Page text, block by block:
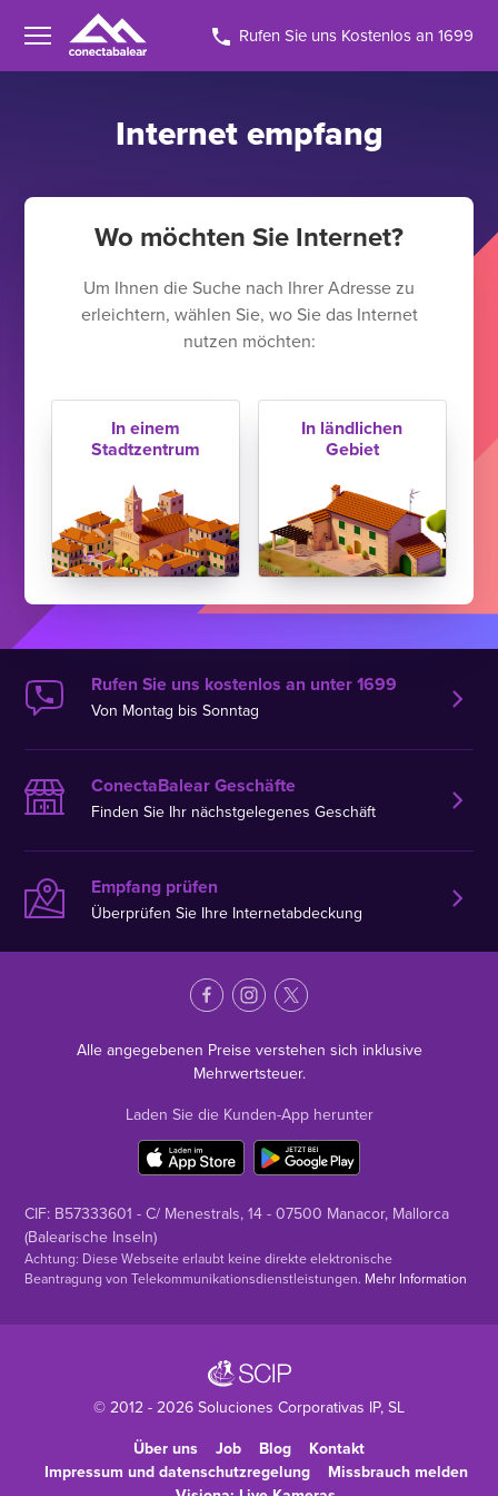
Rufen Sie uns Kostenlos an 1699
Internet empfang
Wo möchten Sie Internet?
Um Ihnen die Suche nach Ihrer Adresse zu
erleichtern, wählen Sie, wo Sie das Internet
nutzen möchten:
In einem
Stadtzentrum
In ländlichen
Gebiet
Rufen Sie uns kostenlos an unter 1699
Von Montag bis Sonntag
ConectaBalear Geschäfte
Finden Sie Ihr nächstgelegenes Geschäft
Empfang prüfen
Überprüfen Sie Ihre Internetabdeckung
Alle angegebenen Preise verstehen sich inklusive
Mehrwertsteuer.
Laden Sie die Kunden-App herunter
CIF: B57333601 - C/ Menestrals, 14 - 07500 Manacor, Mallorca
(Balearische Inseln)
Achtung: Diese Webseite erlaubt keine direkte elektronische
Beantragung von Telekommunikationsdienstleistungen. Mehr Information
© 2012 - 2026 Soluciones Corporativas IP, SL
Über uns Job Blog
Kontakt
Impressum und datenschutzregelung
Missbrauch melden